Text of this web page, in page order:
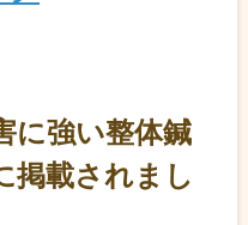
に強い整体鍼
掲載されまし